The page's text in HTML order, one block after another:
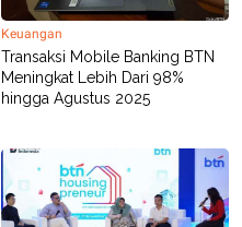
Keuangan
Transaksi Mobile Banking BTN
Meningkat Lebih Dari 98%
hingga Agustus 2025